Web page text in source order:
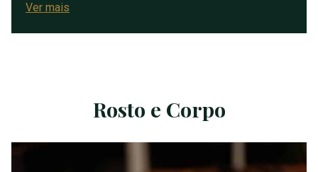
Ver mais
Rosto e Corpo